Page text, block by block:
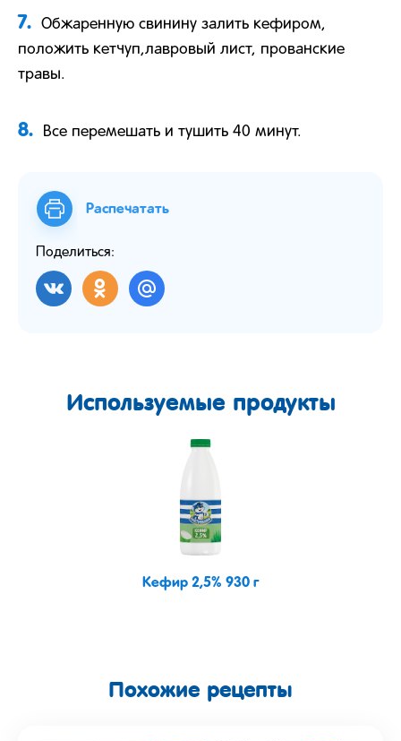
7.
Обжаренную свинину залить кефиром,
положить кетчуп,лавровый лист, прованские
травы.
8. Все перемешать и тушить 40 минут.
Распечатать
Поделиться:
Используемые продукты
Кефир 2,5% 930 г
Похожие рецепты